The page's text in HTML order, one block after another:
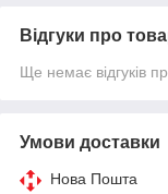
Відгуки про
Ще немає відгуків
Умови доставки
Нова Пошта